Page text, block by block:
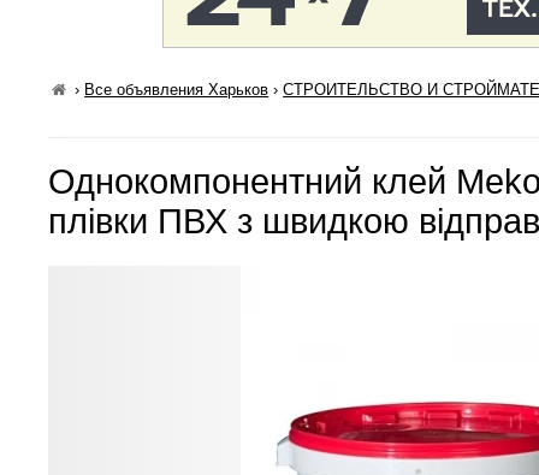
› Все объявления Харьков ›СТРОИТЕЛЬСТВО И
Однокомпонентний клей
плівки ПВХ з швидкою